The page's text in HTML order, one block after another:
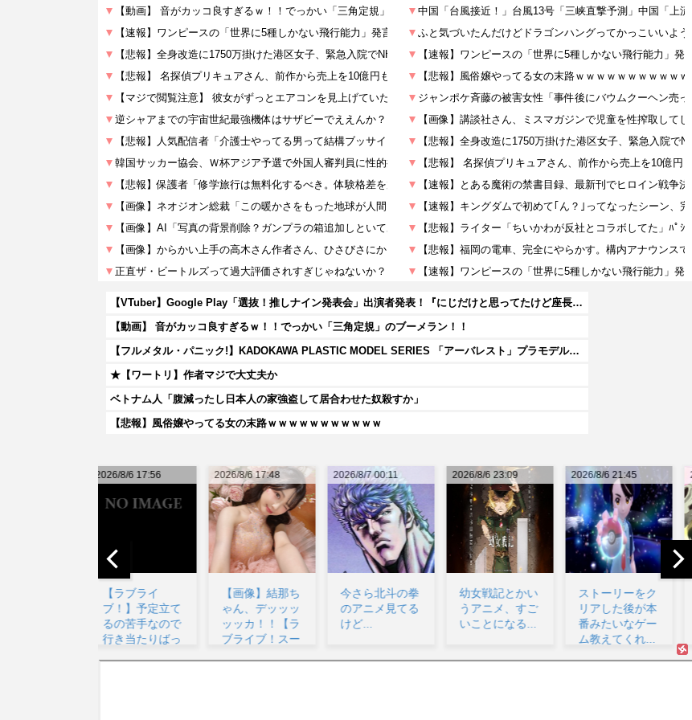
【VTuber】Google Play「選抜！推しナイン発表会」出演者発表！『にじだけと思ってたけど座長と除夜のケツおるやんけ』
【動画】 音がカッコ良すぎるｗ！！でっかい「三角定規」のブーメラン！！
【フルメタル・パニック!】KADOKAWA PLASTIC MODEL SERIES 「アーバレスト」プラモデル【予約開始】
★【ワートリ】作者マジで大丈夫か
ベトナム人「腹減ったし日本人の家強盗して居合わせた奴殺すか」
【悲報】風俗嬢やってる女の末路ｗｗｗｗｗｗｗｗｗｗｗ
2026/8/7 00:11
今さら北斗の拳
のアニメ見てる
けど...
2026/8/6 23:09
幼女戦記とかい
うアニメ、すご
いことになる...
2026/8/6 21:45
ストーリーをク
リアした後が本
番みたいなゲー
2026/8/6 21:37
NHKの神アニ
メ...
2026/8/6 17:48
【画像】結那ち
ゃん、デッッッ
ッッカ！！【ラ
ブライブ！スー